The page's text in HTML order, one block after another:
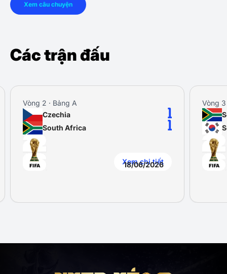
Xem câu chuyện
Các trận đấu
Vòng 2 · Bảng A
18/06/2026
Czechia
South Africa
1
1
Xem chi tiết
Vòng 3